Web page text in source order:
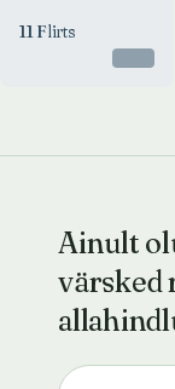
11 Flirts
Ainult
värsked